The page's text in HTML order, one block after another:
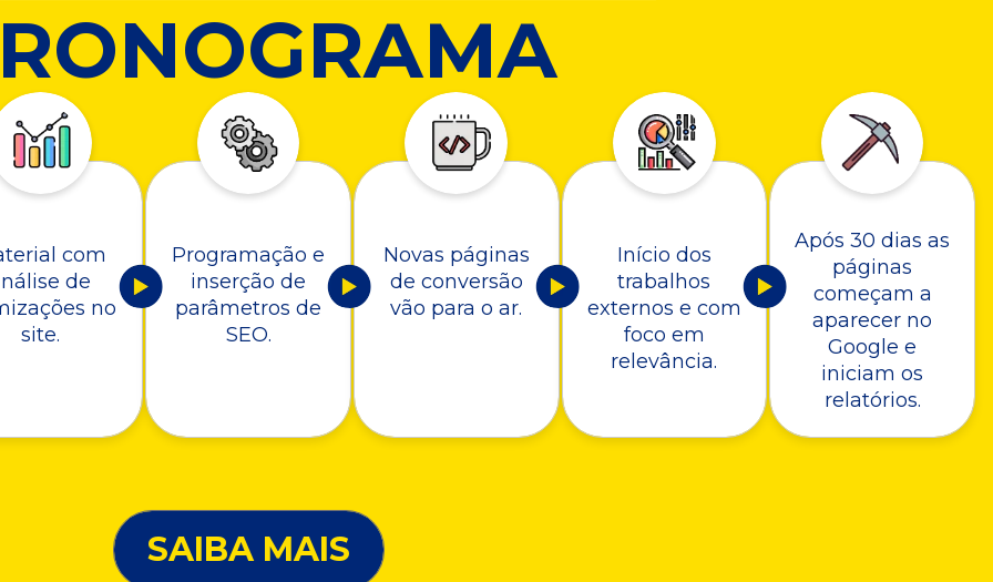
com
de
no
site.
Programação e
inserção de
parâmetros de
SEO.
Novas páginas
de conversão
vão para o ar.
Início dos
trabalhos
externos e com
foco em
relevância.
Após 30 dias as
páginas
começam a
aparecer no
Google e
iniciam os
relatórios.
SAIBA MAIS